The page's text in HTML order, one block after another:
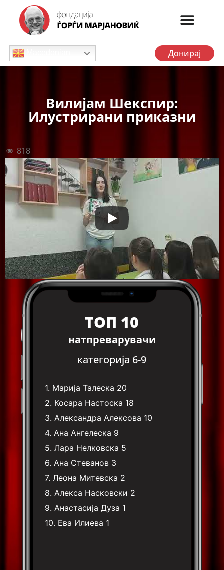
Донирај
Вилијам Шекспир:
Илустрирани приказни
818
ТОП 10
натпреварувачи
категорија 6-9
1. Марија Талеска 20
2. Косара Настоска 18
3. Александра Алексова 10
4. Ана Ангелеска 9
5.Лара Нелковска 5
6. Ана Стеванов 3
7.Леона Митевска 2
8. Алекса Насковски 2
9. Анастасија Дуза 1
10. Ева Илиева 1